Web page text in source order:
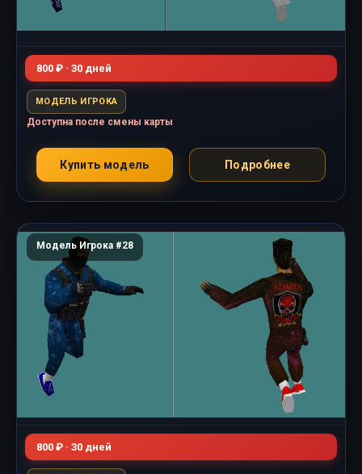
800 ₽ · 30 дней
МОДЕЛЬ ИГРОКА
Доступна после смены карты
Купить модель Подробнее
Модель Игрока #28
800 ₽ · 30 дней